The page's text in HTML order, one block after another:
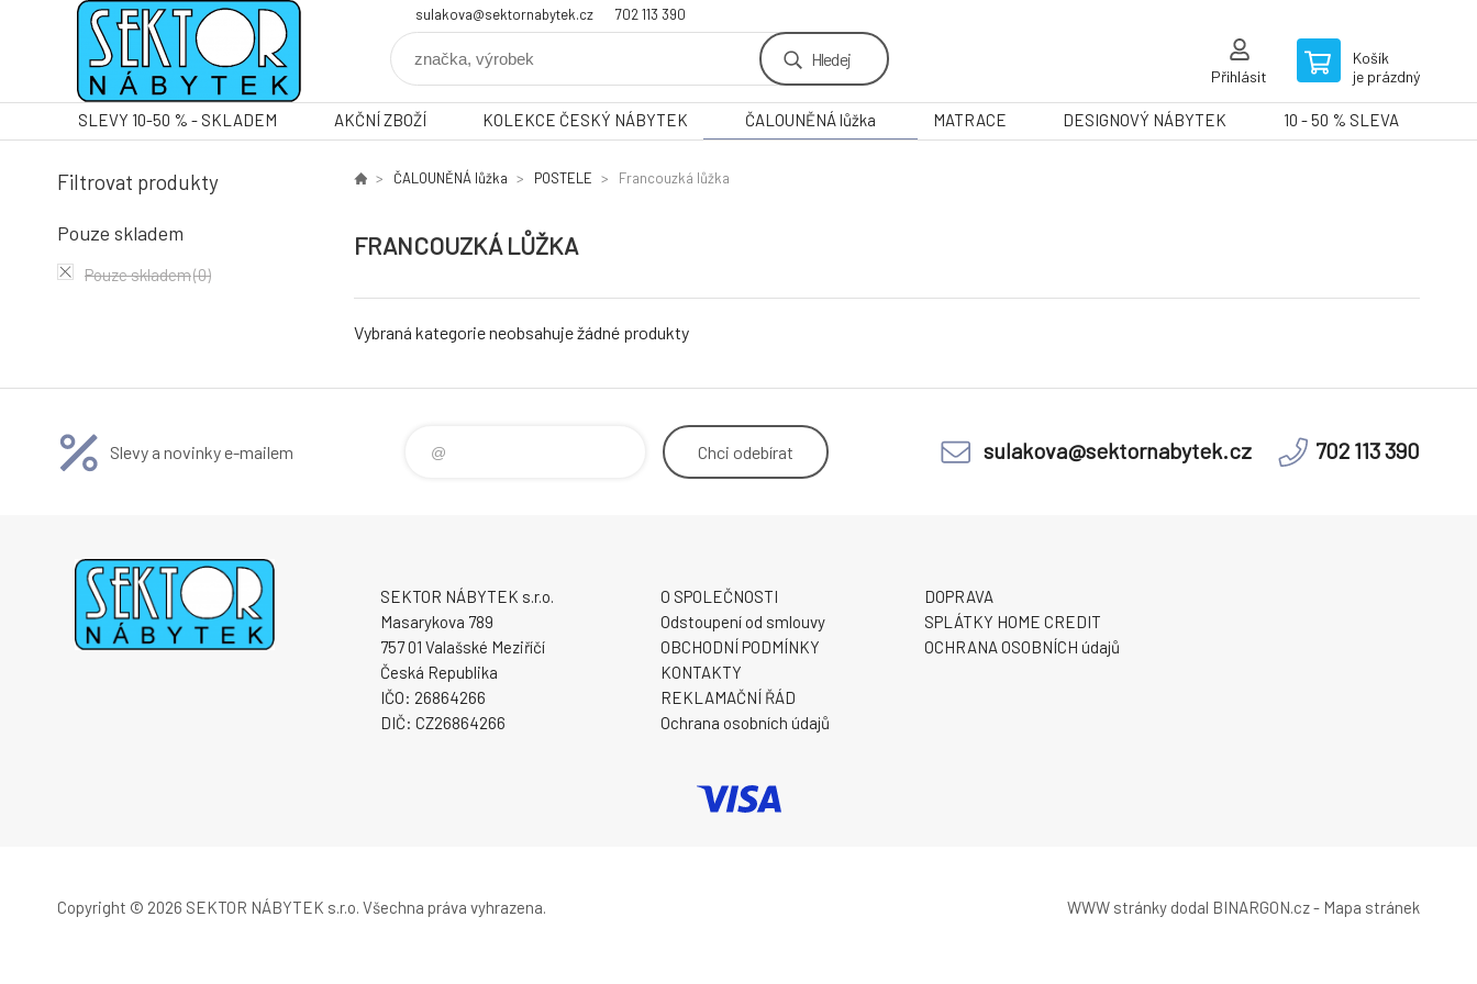
sulakova@sektornabytek.cz 702 113 390
Hledej
Přihlásit
Košík
je prázdný
SLEVY 10-50 % - SKLADEM AKČNÍ ZBOŽÍ KOLEKCE ČESKÝ NÁBYTEK ČALOUNĚNÁ lůžka MATRACE DESIGNOVÝ NÁBYTEK 10 - 50 % SLEVA
Filtrovat produkty
Pouze skladem
Pouze skladem(0)
ČALOUNĚNÁ lůžka POSTELE Francouzká lůžka
FRANCOUZKÁ LŮŽKA
Vybraná kategorie neobsahuje žádné produkty
Slevy a novinky e-mailem Chci odebírat sulakova@sektornabytek.cz 702 113 390
SEKTOR NÁBYTEK s.r.o.
Masarykova 789
757 01 Valašské Meziříčí
Česká Republika
IČO: 26864266
DIČ: CZ26864266
O SPOLEČNOSTI
Odstoupení od smlouvy
OBCHODNÍ PODMÍNKY
KONTAKTY
REKLAMAČNÍ ŘÁD
Ochrana osobních údajů
DOPRAVA
SPLÁTKY HOME CREDIT
OCHRANA OSOBNÍCH údajů
Copyright © 2026 SEKTOR NÁBYTEK s.r.o. Všechna práva vyhrazena. WWW stránky dodal BINARGON.cz- Mapa stránek